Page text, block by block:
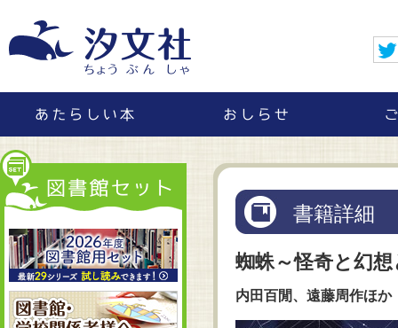
書籍詳細
蜘蛛～怪奇と幻想
内田百閒、遠藤周作ほか